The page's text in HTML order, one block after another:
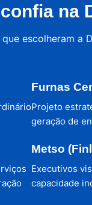
na
que escolheram a
Furnas
Projeto
geração de
Metso
Executivos
capacidade